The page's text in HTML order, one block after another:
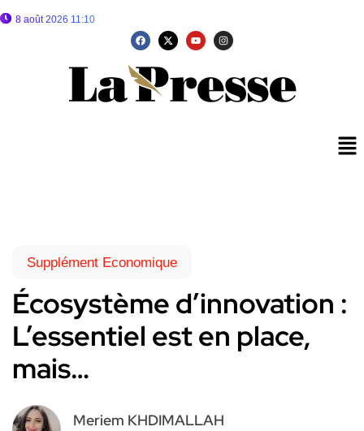
8 août 2026 11:10
Supplément Economique
Écosystème d’innovation :
L’essentiel est en place,
mais…
Meriem KHDIMALLAH